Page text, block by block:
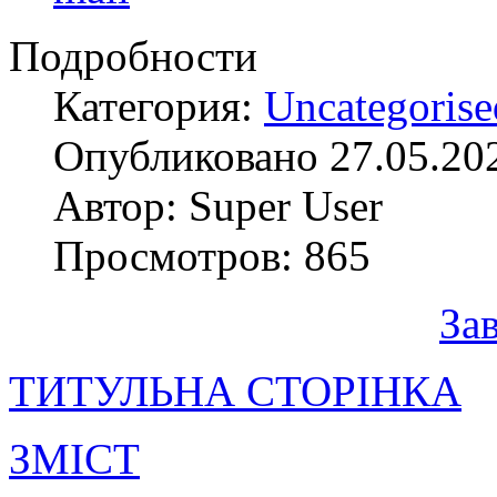
Подробности
Категория:
Опубликовано
Автор: Super User
Просмотров: 865
ТИТУЛЬНА СТОРІНКА
ЗМІСТ